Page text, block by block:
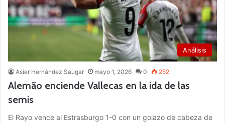
Análisis
Asier Hernández Saugar mayo 1, 2026 0 252
Alemão enciende Vallecas en la ida de las
semis
El Rayo vence al Estrasburgo 1-0 con un golazo de cabeza de